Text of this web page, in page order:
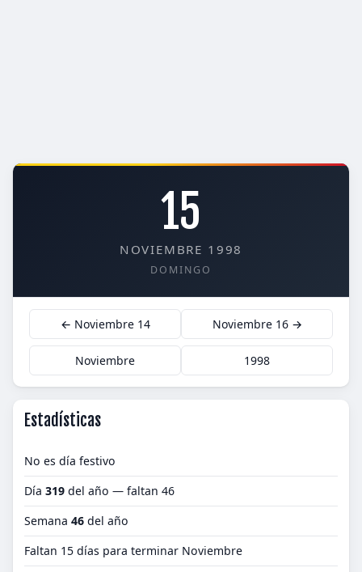
15
NOVIEMBRE 1998
DOMINGO
← Noviembre 14 Noviembre 16 →
Noviembre 1998
Estadísticas
No es día festivo
Día 319 del año — faltan 46
Semana 46 del año
Faltan 15 días para terminar Noviembre